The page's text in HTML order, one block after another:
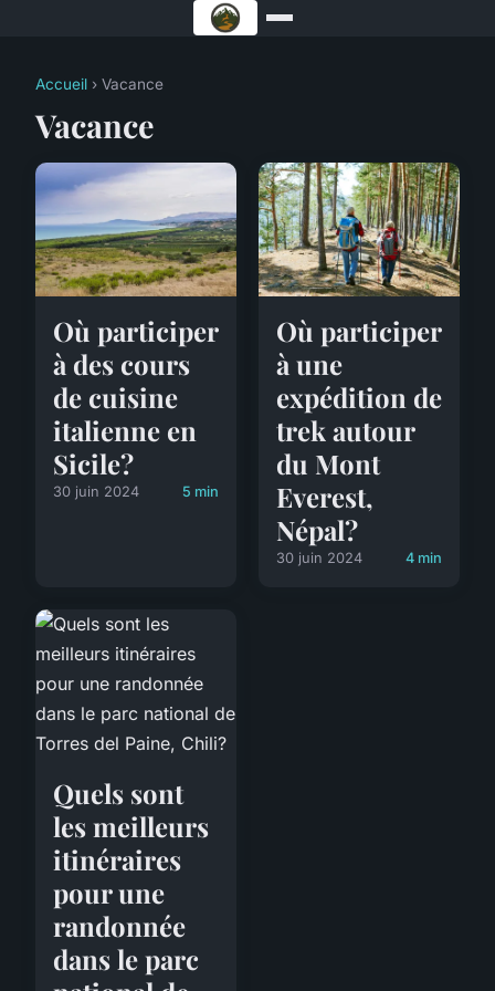
Accueil › Vacance
Vacance
Où participer
à des cours
de cuisine
italienne en
Sicile?
30 juin 2024 5 min
Où participer
à une
expédition de
trek autour
du Mont
Everest,
Népal?
30 juin 2024 4 min
Quels sont
les meilleurs
itinéraires
pour une
randonnée
dans le parc